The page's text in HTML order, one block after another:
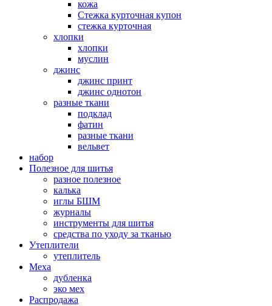
кожа
Стежка курточная купон
стежка курточная
хлопки
хлопки
муслин
джинс
джинс принт
джинс однотон
разные ткани
подклад
фатин
разные ткани
вельвет
набор
Полезное для шитья
разное полезное
калька
иглы БШМ
журналы
инструменты для шитья
средства по уходу за тканью
Утеплители
утеплитель
Меха
дубленка
эко мех
Распродажа